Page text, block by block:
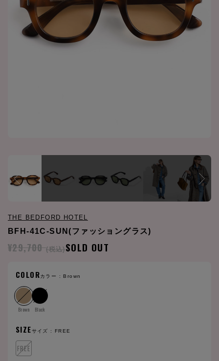
THE BEDFORD HOTEL
BFH-41C-SUN(ファッショングラス)
¥29,700 (税込)SOLD OUT
COLORカラー : Brown
Brown Black
SIZEサイズ : FREE
FREE